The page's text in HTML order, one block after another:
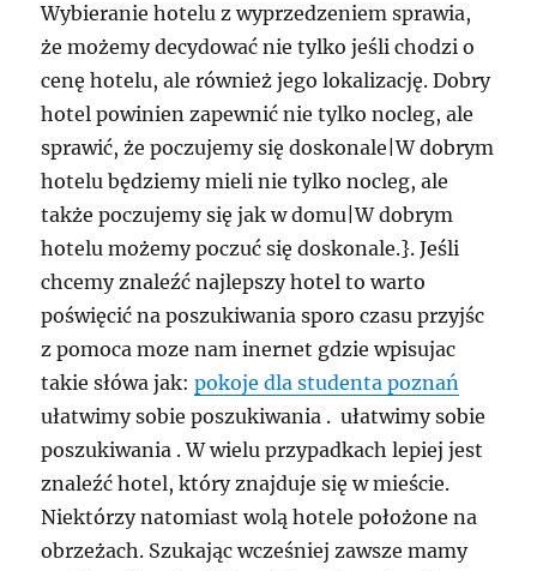
Wybieranie hotelu z wyprzedzeniem sprawia,
że możemy decydować nie tylko jeśli chodzi o
cenę hotelu, ale również jego lokalizację. Dobry
hotel powinien zapewnić nie tylko nocleg, ale
sprawić, że poczujemy się doskonale|W dobrym
hotelu będziemy mieli nie tylko nocleg, ale
także poczujemy się jak w domu|W dobrym
hotelu możemy poczuć się doskonale.}. Jeśli
chcemy znaleźć najlepszy hotel to warto
poświęcić na poszukiwania sporo czasu przyjśc
z pomoca moze nam inernet gdzie wpisujac
takie słówa jak:pokoje dla studenta poznań
ułatwimy sobie poszukiwania . ułatwimy sobie
poszukiwania . W wielu przypadkach lepiej jest
znaleźć hotel, który znajduje się w mieście.
Niektórzy natomiast wolą hotele położone na
obrzeżach. Szukając wcześniej zawsze mamy